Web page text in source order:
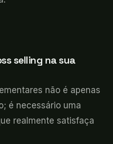
selling na sua
não é apenas
é necessário uma
realmente satisfaça